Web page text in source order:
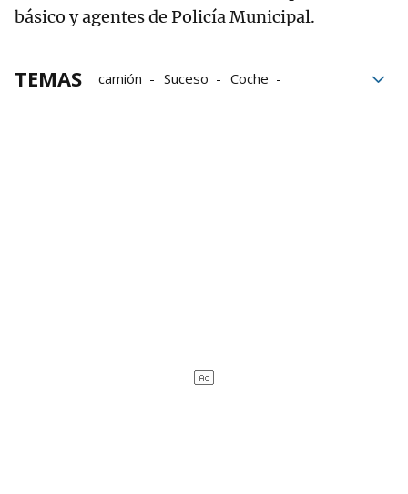
básico y agentes de Policía Municipal.
TEMAS camión Suceso
Coche